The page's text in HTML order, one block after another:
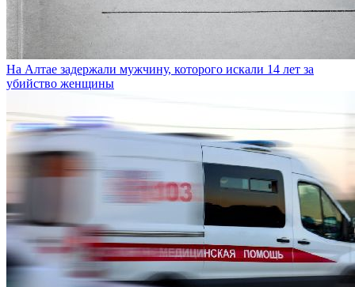
На Алтае задержали мужчину, которого искали 14 лет за
убийство женщины